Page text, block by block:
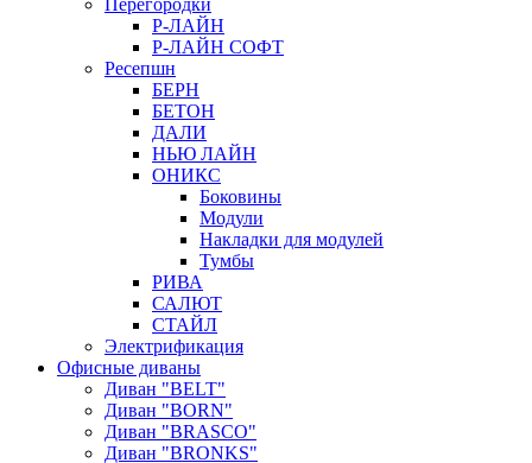
Перегородки
Р-ЛАЙН
Р-ЛАЙН СОФТ
Ресепшн
БЕРН
БЕТОН
ДАЛИ
НЬЮ ЛАЙН
ОНИКС
Боковины
Модули
Накладки для модулей
Тумбы
РИВА
САЛЮТ
СТАЙЛ
Электрификация
Офисные диваны
Диван "BELT"
Диван "BORN"
Диван "BRASCO"
Диван "BRONKS"